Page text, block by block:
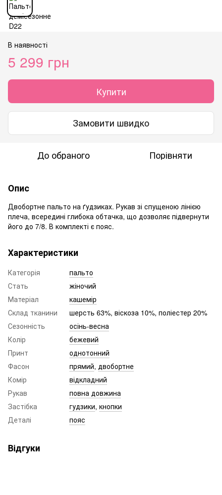
В наявності
5 299 грн
Купити
Замовити швидко
До обраного Порівняти
Опис
Двобортне пальто на ґудзиках. Рукав зі спущеною лінією
плеча, всередині глибока обтачка, що дозволяє підвернути
його до 7/8. В комплекті є пояс.
Характеристики
Категорія
пальто
Стать
жіночий
Матеріал
кашемір
Склад тканини
шерсть 63%, віскоза 10%, поліестер 20%
Сезонність
осінь-весна
Колір
бежевий
Принт
однотонний
Фасон
прямий, двобортне
Комір
відкладний
Рукав
повна довжина
Застібка
гудзики, кнопки
Деталі
пояс
Відгуки